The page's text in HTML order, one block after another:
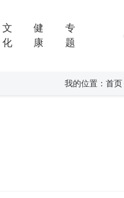
文
化
健
康
专
题
我的位置： 首页